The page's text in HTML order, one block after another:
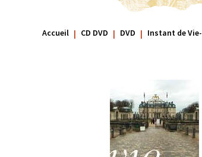
Accueil CD DVD DVD Instant de